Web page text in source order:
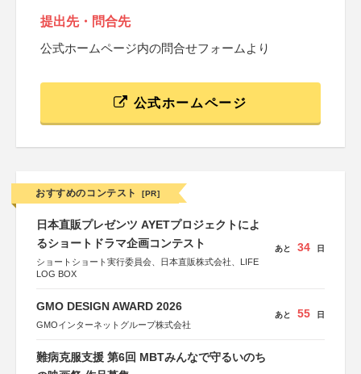
提出先・問合先
公式ホームページ内の問合せフォームより
公式ホームページ
おすすめのコンテスト [PR]
日本直販プレゼンツ AYETプロジェクトによ
るショートドラマ企画コンテスト
ショートショート実行委員会、日本直販株式会社、LIFE
LOG BOX
あと 34 日
GMO DESIGN AWARD 2026
GMOインターネットグループ株式会社
あと 55 日
難病克服支援 第6回 MBTみんなで守るいのち